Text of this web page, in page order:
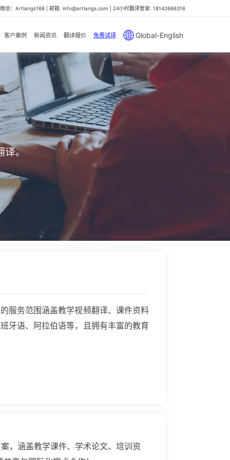
信：Artlangs168 | 邮箱: info@artlangs.com | 24小时翻译管家: 18142666316
客户案例 新闻资讯 翻译报价 免费试译 Global-English
译。
服务范围涵盖教学视频翻译、课件资料
牙语、阿拉伯语等，且拥有丰富的教育
，涵盖教学课件、学术论文、培训资